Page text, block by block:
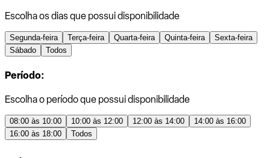
Escolha os dias que possui disponibilidade
Segunda-feira Terça-feira Quarta-feira Quinta-feira
Sexta-feira
Sábado
Todos
Período:
Escolha o período que possui disponibilidade
08:00 às 10:00 10:00 às 12:00 12:00 às 14:00
14:00 às 16:00
16:00 às 18:00
Todos